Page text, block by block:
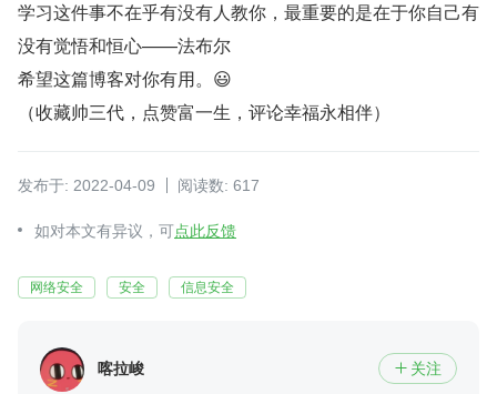
学习这件事不在乎有没有人教你，最重要的是在于你自己有
没有觉悟和恒心——法布尔
希望这篇博客对你有用。😃
（收藏帅三代，点赞富一生，评论幸福永相伴）
发布于: 2022-04-09 阅读数: 617
如对本文有异议，可点此反馈
网络安全 安全 信息安全
喀拉峻  关注